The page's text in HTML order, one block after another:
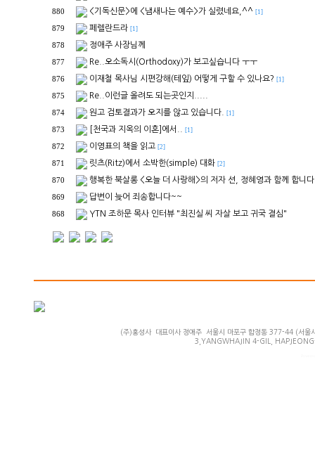
880 <기독신문>에 <냄새나는 예수>가 실렸네요,^^ [1]
879 페렐란드라 [1]
878 정애주 사장님께
877 Re..오소독시(Orthodoxy)가 보고싶습니다 ㅜㅜ
876 이재철 목사님 시편강해(테잎) 어떻게 구할 수 있나요? [1]
875 Re..이런글 올려도 되는곳인지.....
874 원고 검토결과가 오지를 않고 있습니다. [1]
873 [천국과 지옥의 이혼]에서.. [1]
872 이영표의 책을 읽고 [2]
871 릿츠(Ritz)에서 소박한(simple) 대화 [2]
870 행복한 북살롱 <오늘 더 사랑해>의 저자 션, 정혜영과 함께 합니
869 답변이 늦어 죄송합니다~~
868 YTN 조하문 목사 인터뷰 "최진실 씨 자살 보고 귀국 결심"
(주)홍성사 대표이사 정애주 서울시 마포구 합정동 377-44 (
3,YANGWHAJIN 4-GIL,